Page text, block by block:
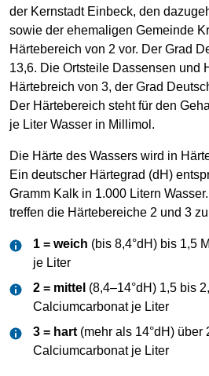
der Kernstadt Einbeck, den
sowie der ehemaligen Gemeinde
Härtebereich von 2 vor. Der Grad
13,6. Die Ortsteile Dassensen und
Härtebreich von 3, der Grad
Der Härtebereich steht für den
je Liter Wasser in Millimol.
Die Härte des Wassers wird in
Ein deutscher Härtegrad (dH)
Gramm Kalk in 1.000 Litern
treffen die Härtebereiche 2 und 3
1 = weich (bis 8,4°dH) bis 1,5
je Liter
2 = mittel (8,4–14°dH) 1,5 bis
Calciumcarbonat je Liter
3 = hart (mehr als 14°dH) über
Calciumcarbonat je Liter